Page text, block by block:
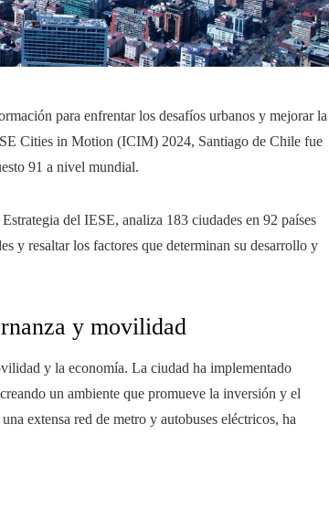
para enfrentar los desafíos urbanos y mejorar la
Cities in Motion (ICIM) 2024, Santiago de Chile fue
91 a nivel mundial.
del IESE, analiza 183 ciudades en 92 países
y resaltar los factores que determinan su desarrollo y
y movilidad
y la economía. La ciudad ha implementado
un ambiente que promueve la inversión y el
extensa red de metro y autobuses eléctricos, ha